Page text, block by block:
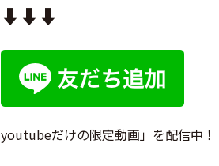
⬇︎⬇︎⬇︎
youtubeだけの限定動画」を配信中！